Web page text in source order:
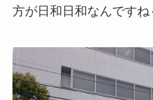
方が日和日和なんですね